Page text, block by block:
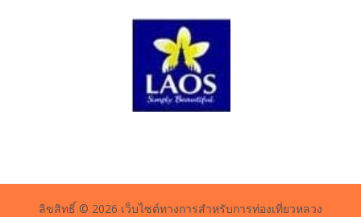
ลิขสิทธิ์ © 2026 เว็บไซต์ทางการสำหรับการท่องเที่ยวหลวง